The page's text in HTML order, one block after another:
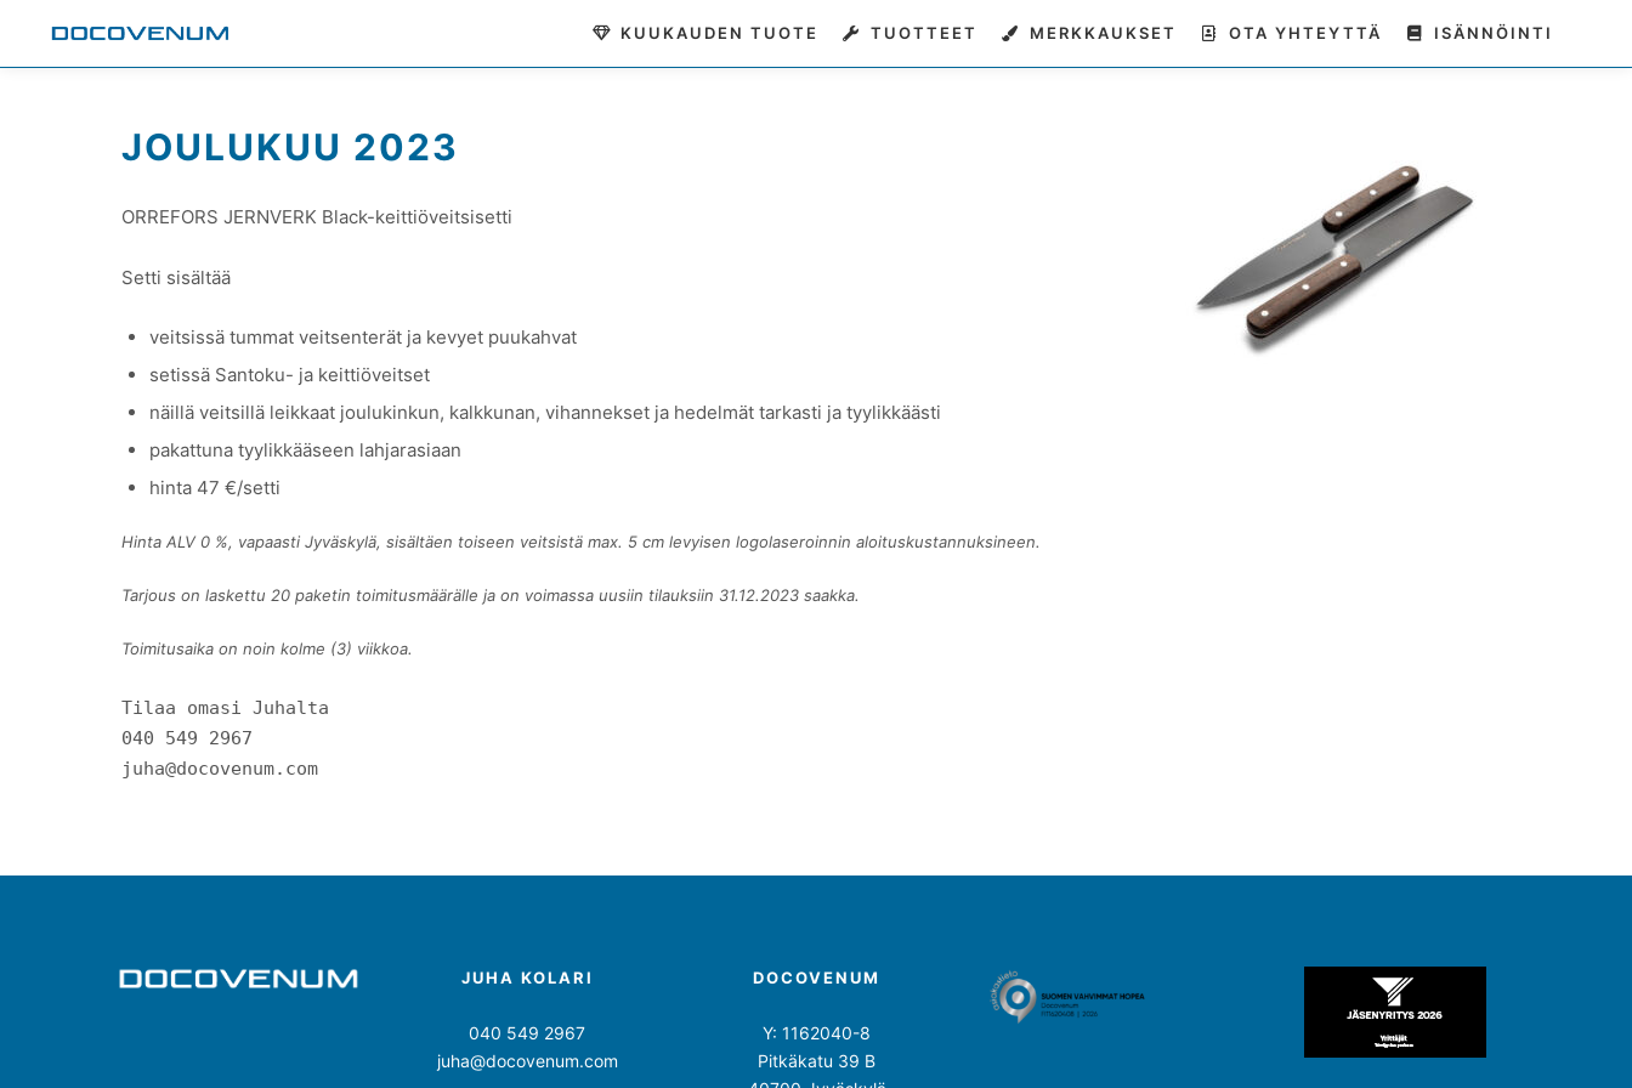
KUUKAUDEN TUOTE TUOTTEET MERKKAUKSET OTA YHTEYTTÄ ISÄNNÖINTI
JOULUKUU 2023
ORREFORS JERNVERK Black-keittiöveitsisetti
Setti sisältää
veitsissä tummat veitsenterät ja kevyet puukahvat
setissä Santoku- ja keittiöveitset
näillä veitsillä leikkaat joulukinkun, kalkkunan, vihannekset ja hedelmät tarkasti ja tyylikkäästi
pakattuna tyylikkääseen lahjarasiaan
hinta 47 €/setti
Hinta ALV 0 %, vapaasti Jyväskylä, sisältäen toiseen veitsistä max. 5 cm levyisen logolaseroinnin aloituskustannuksineen.
Tarjous on laskettu 20 paketin toimitusmäärälle ja on voimassa uusiin tilauksiin 31.12.2023 saakka.
Toimitusaika on noin kolme (3) viikkoa.
Tilaa omasi Juhalta
040 549 2967
juha@docovenum.com
JUHA KOLARI
040 549 2967
juha@docovenum.com
DOCOVENUM
Y: 1162040-8
Pitkäkatu 39 B